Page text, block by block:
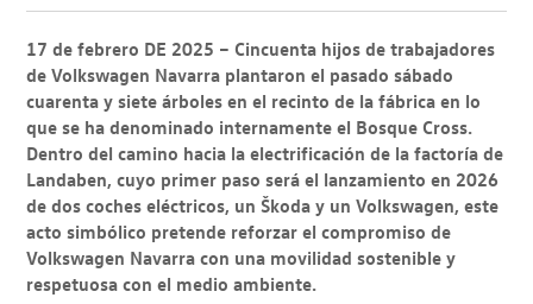
17 de febrero DE 2025 – Cincuenta hijos de trabajadores
de Volkswagen Navarra plantaron el pasado sábado
cuarenta y siete árboles en el recinto de la fábrica en lo
que se ha denominado internamente el Bosque Cross.
Dentro del camino hacia la electrificación de la factoría de
Landaben, cuyo primer paso será el lanzamiento en 2026
de dos coches eléctricos, un Škoda y un Volkswagen, este
acto simbólico pretende reforzar el compromiso de
Volkswagen Navarra con una movilidad sostenible y
respetuosa con el medio ambiente.